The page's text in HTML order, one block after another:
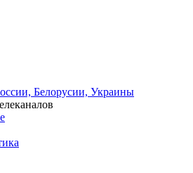
Белорусии, Украины